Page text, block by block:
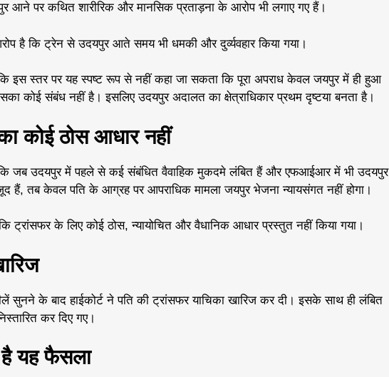
आने पर कथित शारीरिक और मानसिक प्रताड़ना के आरोप भी लगाए गए हैं।
है कि ट्रेन से उदयपुर आते समय भी धमकी और दुर्व्यवहार किया गया।
कि इस स्तर पर यह स्पष्ट रूप से नहीं कहा जा सकता कि पूरा अपराध केवल जयपुर में ही हुआ
कोई संबंध नहीं है। इसलिए उदयपुर अदालत का क्षेत्राधिकार प्रथम दृष्टया बनता है।
कोई ठोस आधार नहीं
कि जब उदयपुर में पहले से कई संबंधित वैवाहिक मुकदमे लंबित हैं और एफआईआर में भी उदयपुर
हैं, तब केवल पति के आग्रह पर आपराधिक मामला जयपुर भेजना न्यायसंगत नहीं होगा।
कि ट्रांसफर के लिए कोई ठोस, न्यायोचित और वैधानिक आधार प्रस्तुत नहीं किया गया।
सुनने के बाद हाईकोर्ट ने पति की ट्रांसफर याचिका खारिज कर दी। इसके साथ ही लंबित
कर दिए गए।
यह फैसला